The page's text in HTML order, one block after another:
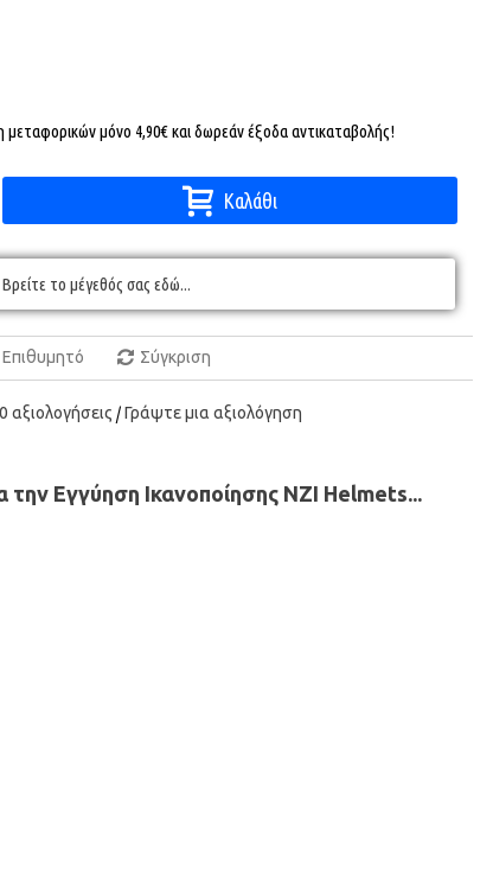
μεταφορικών μόνο 4,90€ και δωρεάν έξοδα αντικαταβολής!
Καλάθι
Βρείτε το μέγεθός σας εδώ...
Επιθυμητό Σύγκριση
0 αξιολογήσεις /Γράψτε μια αξιολόγηση
την Εγγύηση Ικανοποίησης NZI Helmets...